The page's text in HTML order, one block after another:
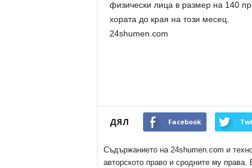
физически лица в размер на 140
хората до края на този месец.
24shumen.com
ДЯЛ Facebook
Съдържанието на 24shumen.com и
авторското право и сродните му